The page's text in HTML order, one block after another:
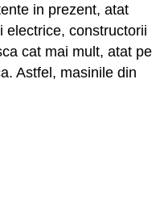
in prezent, atat
electrice, constructorii
cat mai mult, atat pe
Astfel, masinile din